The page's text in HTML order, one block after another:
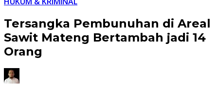
Tersangka Pembunuhan di Areal
Sawit Mateng Bertambah jadi 14
Orang